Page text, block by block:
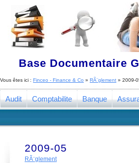
Base Documentaire
Vous êtes ici : Finceo - Finance & Co » RÃ¨glement » 2009-
Audit Comptabilite Banque
2009-05
RÃ¨glement